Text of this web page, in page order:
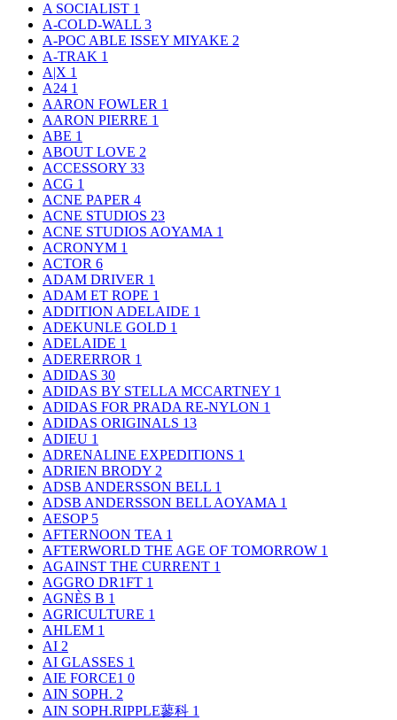
A SOCIALIST 1
A-COLD-WALL 3
A-POC ABLE ISSEY MIYAKE 2
A-TRAK 1
A|X 1
A24 1
AARON FOWLER 1
AARON PIERRE 1
ABE 1
ABOUT LOVE 2
ACCESSORY 33
ACG 1
ACNE PAPER 4
ACNE STUDIOS 23
ACNE STUDIOS AOYAMA 1
ACRONYM 1
ACTOR 6
ADAM DRIVER 1
ADAM ET ROPE 1
ADDITION ADELAIDE 1
ADEKUNLE GOLD 1
ADELAIDE 1
ADERERROR 1
ADIDAS 30
ADIDAS BY STELLA MCCARTNEY 1
ADIDAS FOR PRADA RE-NYLON 1
ADIDAS ORIGINALS 13
ADIEU 1
ADRENALINE EXPEDITIONS 1
ADRIEN BRODY 2
ADSB ANDERSSON BELL 1
ADSB ANDERSSON BELL AOYAMA 1
AESOP 5
AFTERNOON TEA 1
AFTERWORLD THE AGE OF TOMORROW 1
AGAINST THE CURRENT 1
AGGRO DR1FT 1
AGNÈS B 1
AGRICULTURE 1
AHLEM 1
AI 2
AI GLASSES 1
AIE FORCE1 0
AIN SOPH. 2
AIN SOPH.RIPPLE蓼科 1